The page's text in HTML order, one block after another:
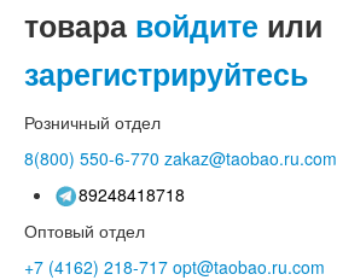
товара войдите или
зарегистрируйтесь
Розничный отдел
8(800) 550-6-770 zakaz@taobao.ru.com
89248418718
Оптовый отдел
+7 (4162) 218-717 opt@taobao.ru.com